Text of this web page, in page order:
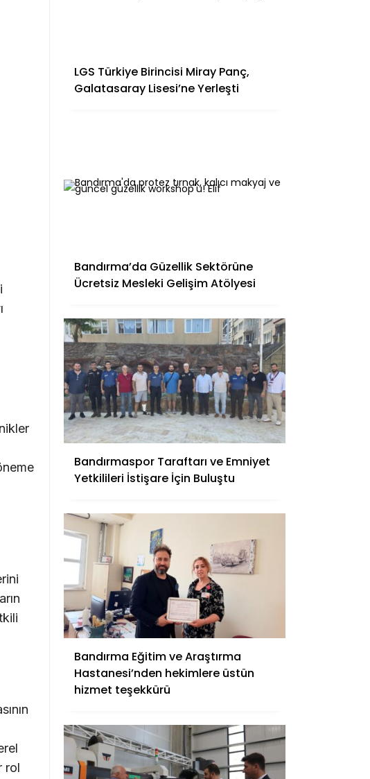
rol
LGS Türkiye Birincisi Miray Panç,
Galatasaray Lisesi’ne Yerleşti
Bandırma’da Güzellik Sektörüne
Ücretsiz Mesleki Gelişim Atölyesi
Bandırmaspor Taraftarı ve Emniyet
Yetkilileri İstişare İçin Buluştu
Bandırma Eğitim ve Araştırma
Hastanesi’nden hekimlere üstün
hizmet teşekkürü